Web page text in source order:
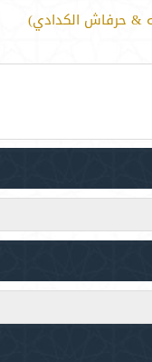
& حرفاش الكدادي)